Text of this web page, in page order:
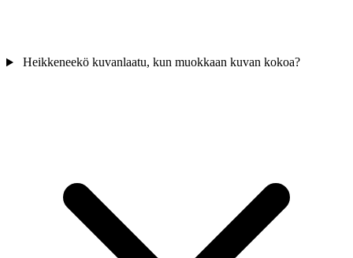
Heikkeneekö kuvanlaatu, kun muokkaan kuvan kokoa?